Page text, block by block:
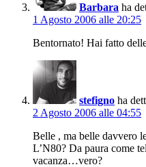
Barbara ha
1 Agosto 2006 alle 20:25
Bentornato! Hai fatto
stefigno ha
2 Agosto 2006 alle 04:55
Belle , ma belle davvero
L’N80? Da paura come
vacanza…vero?